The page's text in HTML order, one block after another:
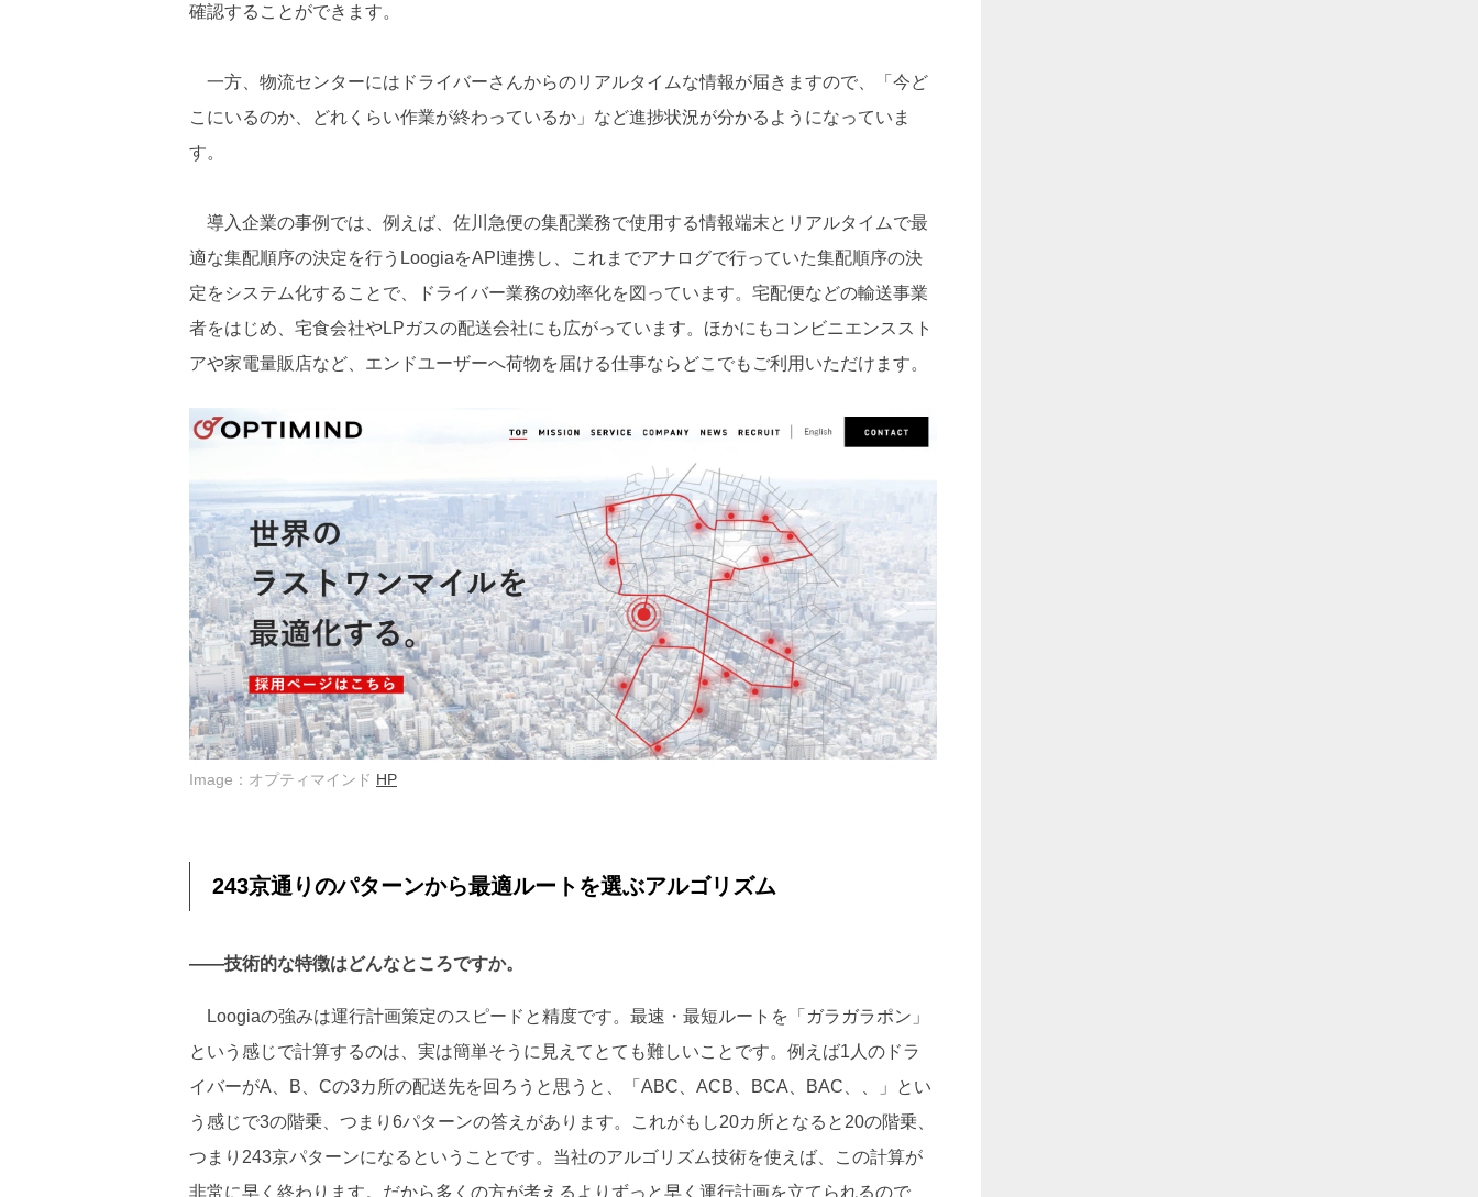
確認することができます。
一方、物流センターにはドライバーさんからのリアルタイムな情報が届きますので、「今ど
こにいるのか、どれくらい作業が終わっているか」など進捗状況が分かるようになっていま
す。
導入企業の事例では、例えば、佐川急便の集配業務で使用する情報端末とリアルタイムで最
適な集配順序の決定を行うLoogiaをAPI連携し、これまでアナログで行っていた集配順序の決
定をシステム化することで、ドライバー業務の効率化を図っています。宅配便などの輸送事業
者をはじめ、宅食会社やLPガスの配送会社にも広がっています。ほかにもコンビニエンススト
アや家電量販店など、エンドユーザーへ荷物を届ける仕事ならどこでもご利用いただけます。
Image：オプティマインド HP
243京通りのパターンから最適ルートを選ぶアルゴリズム
――技術的な特徴はどんなところですか。
Loogiaの強みは運行計画策定のスピードと精度です。最速・最短ルートを「ガラガラポン」
という感じで計算するのは、実は簡単そうに見えてとても難しいことです。例えば1人のドラ
イバーがA、B、Cの3カ所の配送先を回ろうと思うと、「ABC、ACB、BCA、BAC、、」とい
う感じで3の階乗、つまり6パターンの答えがあります。これがもし20カ所となると20の階乗、
つまり243京パターンになるということです。当社のアルゴリズム技術を使えば、この計算が
非常に早く終わります。だから多くの方が考えるよりずっと早く運行計画を立てられるので